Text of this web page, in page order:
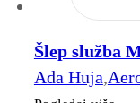
Šlep služba
Ada Huja,